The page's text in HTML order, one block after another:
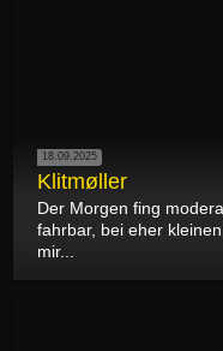
18.09.2025
Klitmøller
Der Morgen fing
fahrbar, bei eher
mir...